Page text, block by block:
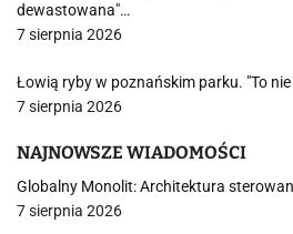
dewastowana"…
7 sierpnia 2026
Łowią ryby w poznańskim parku. "To nie
7 sierpnia 2026
NAJNOWSZE WIADOMOŚCI
Globalny Monolit: Architektura
7 sierpnia 2026